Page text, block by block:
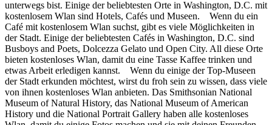
unterwegs bist. Einige der beliebtesten Orte in Washington, D.C. mit
kostenlosem Wlan sind Hotels, Cafés und Museen. Wenn du ein
Café mit kostenlosem Wlan suchst, gibt es viele Möglichkeiten in
der Stadt. Einige der beliebtesten Cafés in Washington, D.C. sind
Busboys and Poets, Dolcezza Gelato und Open City. All diese Orte
bieten kostenloses Wlan, damit du eine Tasse Kaffee trinken und
etwas Arbeit erledigen kannst. Wenn du einige der Top-Museen
der Stadt erkunden möchtest, wirst du froh sein zu wissen, dass viele
von ihnen kostenloses Wlan anbieten. Das Smithsonian National
Museum of Natural History, das National Museum of American
History und die National Portrait Gallery haben alle kostenloses